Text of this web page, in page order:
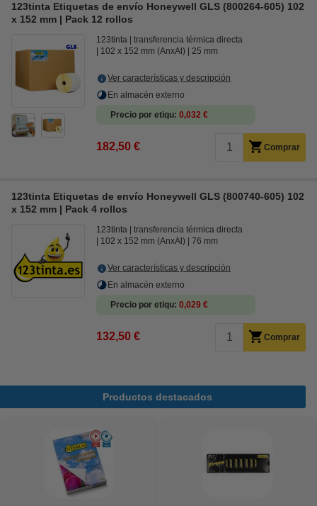
123tinta Etiquetas de envío Honeywell GLS (800264-605) 102
x 152 mm | Pack 12 rollos
123tinta
transferencia térmica directa
102 x 152 mm (AnxAl)
25 mm
Ver características y descripción
En almacén externo
Precio por etiqu 0,032 €
182,50 € Comprar
123tinta Etiquetas de envío Honeywell GLS (800740-605) 102
x 152 mm | Pack 4 rollos
123tinta
transferencia térmica directa
102 x 152 mm (AnxAl)
76 mm
Ver características y descripción
En almacén externo
Precio por etiqu 0,029 €
132,50 € Comprar
Productos destacados